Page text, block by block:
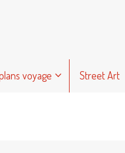
voyage Street Art